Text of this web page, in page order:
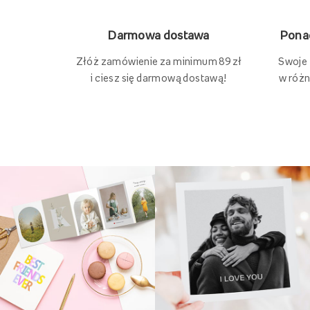
Darmowa dostawa
Złóż zamówienie za minimum 89 zł
i ciesz się darmową dostawą!
Swoje
w